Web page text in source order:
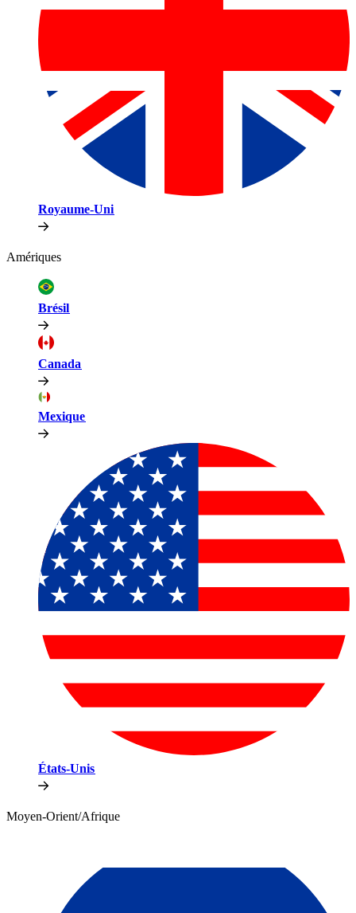
Royaume-Uni​​
Amériques​​
Brésil​​
Canada​​
Mexique​​
États-Unis​​
Moyen-Orient/Afrique​​